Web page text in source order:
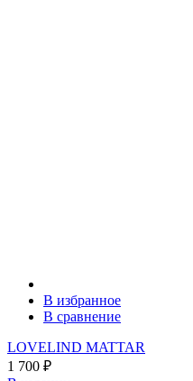
В избранное
В сравнение
LOVELIND MATTAR
1 700 ₽